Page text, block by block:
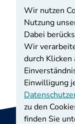
Zurück zur
Wir nutzen
Nutzung
Dabei
Wir
durch Klicken
Einwilligung
zu den
finden Sie